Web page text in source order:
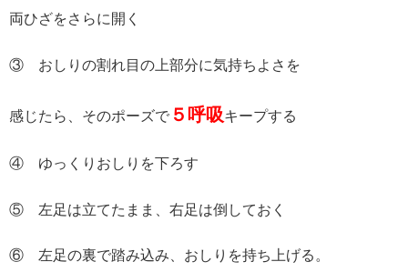
両ひざをさらに開く
③ おしりの割れ目の上部分に気持ちよさを
感じたら、そのポーズで ５呼吸キープする
④ ゆっくりおしりを下ろす
⑤ 左足は立てたまま、右足は倒しておく
⑥ 左足の裏で踏み込み、おしりを持ち上げる。